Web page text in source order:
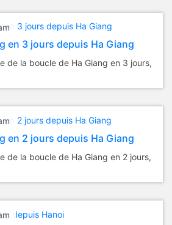
en 3 jours depuis Ha Giang
de la boucle de Ha Giang en 3 jours,
en 2 jours depuis Ha Giang
de la boucle de Ha Giang en 2 jours,